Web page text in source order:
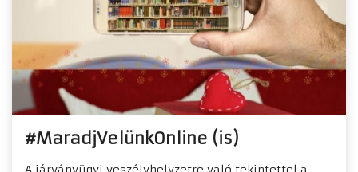
#MaradjVelünkOnline (is)